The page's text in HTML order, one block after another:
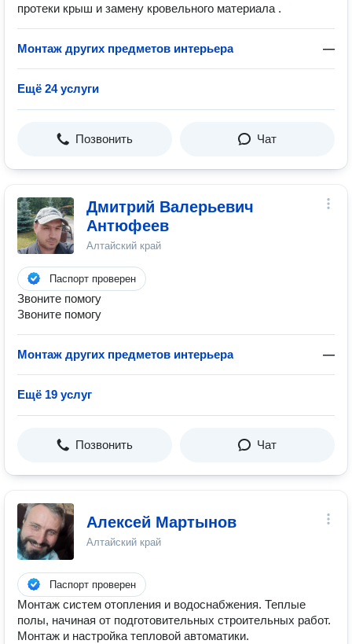
протеки крыш и замену кровельного материала .
Монтаж других предметов интерьера —
Ещё 24 услуги
Позвонить Чат
Дмитрий Валерьевич
Антюфеев
Алтайский край
Паспорт проверен
Звоните помогу
Звоните помогу
Монтаж других предметов интерьера —
Ещё 19 услуг
Позвонить Чат
Алексей Мартынов
Алтайский край
Паспорт проверен
Монтаж систем отопления и водоснабжения. Теплые
полы, начиная от подготовительных строительных работ.
Монтаж и настройка тепловой автоматики.